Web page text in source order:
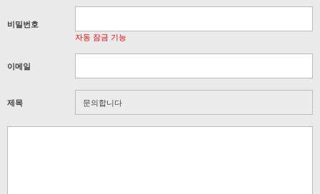
비밀번호
자동 잠금 기능
이메일
제목